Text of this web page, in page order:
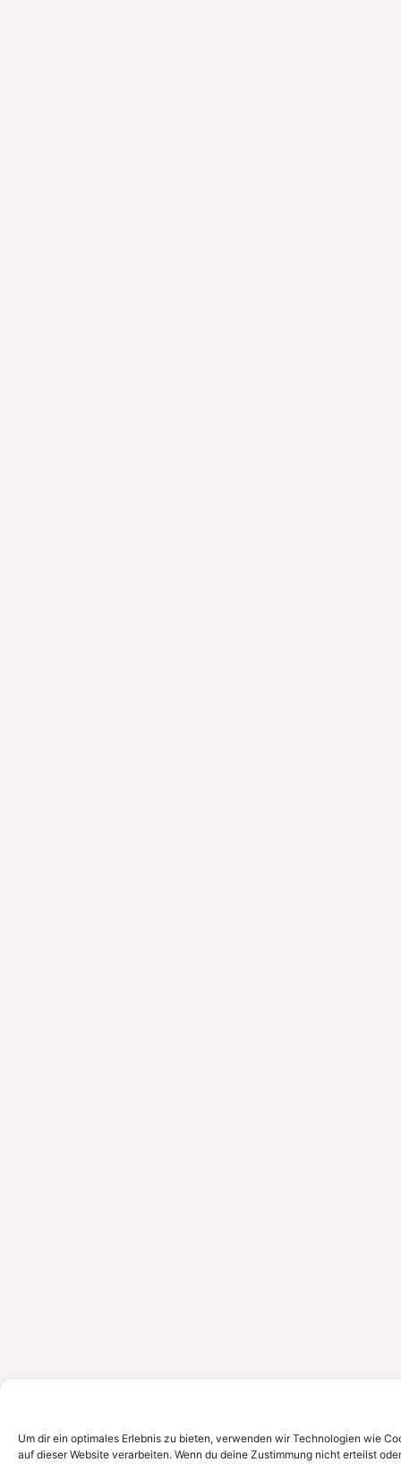
Um dir ein optimales Erlebnis zu bieten, verwenden wir Technologien wie
auf dieser Website verarbeiten. Wenn du deine Zustimmung nicht erteilst